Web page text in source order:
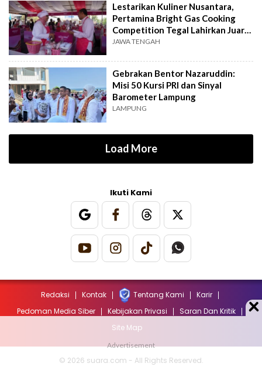
Lestarikan Kuliner Nusantara,
Pertamina Bright Gas Cooking
Competition Tegal Lahirkan Juara
Baru
JAWA TENGAH
Gebrakan Bentor Nazaruddin:
Misi 50 Kursi PRI dan Sinyal
Barometer Lampung
LAMPUNG
Load More
Ikuti Kami
Redaksi Kontak Tentang Kami
Karir
Pedoman Media Siber
Kebijakan Privasi
Saran Dan Kritik
Site Map
© 2026 suara.com - All Rights Reserved.